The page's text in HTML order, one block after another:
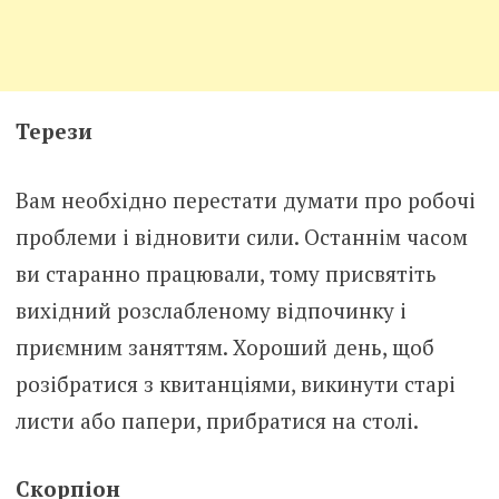
Терези
Вам необхідно перестати думати про робочі
проблеми і відновити сили. Останнім часом
ви старанно працювали, тому присвятіть
вихідний розслабленому відпочинку і
приємним заняттям. Хороший день, щоб
розібратися з квитанціями, викинути старі
листи або папери, прибратися на столі.
Скорпіон